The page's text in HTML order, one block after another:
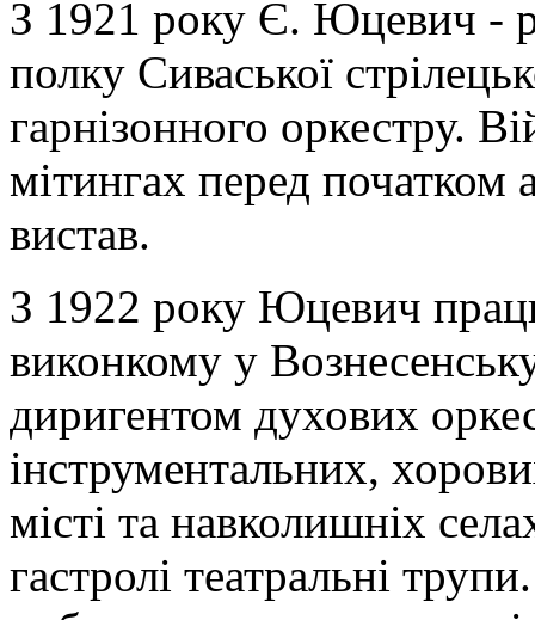
З 1921 року Є. Юцевич -
полку Сиваської
гарнізонного оркестру.
мітингах перед початком
вистав.
З 1922 року Юцевич
виконкому у
диригентом духових
інструментальних,
місті та навколишніх
гастролі театральні